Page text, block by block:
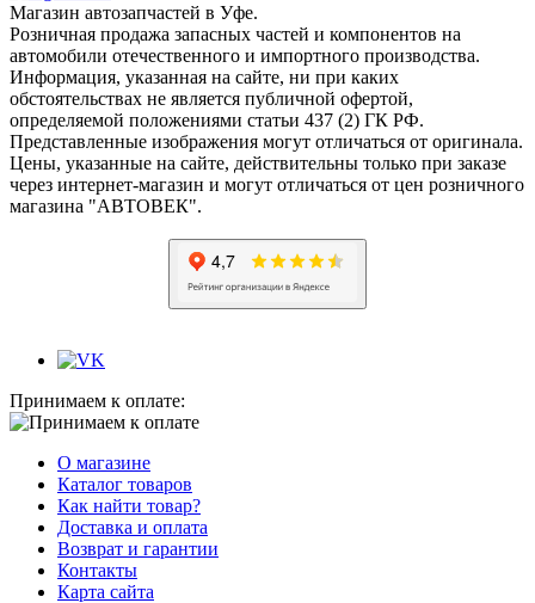
Магазин автозапчастей в Уфе.
Розничная продажа запасных частей и компонентов на
автомобили отечественного и импортного производства.
Информация, указанная на сайте, ни при каких
обстоятельствах не является публичной офертой,
определяемой положениями статьи 437 (2) ГК РФ.
Представленные изображения могут отличаться от оригинала.
Цены, указанные на сайте, действительны только при заказе
через интернет-магазин и могут отличаться от цен розничного
магазина "АВТОВЕК".
Принимаем к оплате:
О магазине
Каталог товаров
Как найти товар?
Доставка и оплата
Возврат и гарантии
Контакты
Карта сайта